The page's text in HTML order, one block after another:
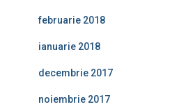
februarie 2018
ianuarie 2018
decembrie 2017
noiembrie 2017